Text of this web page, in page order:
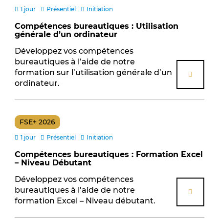
Sous-catégorie
Communication (11)
Cybersécurité (2)
Digital (18)
Formation de formateurs (2)
Management (25)
Management de vente (9)
Management, RH et Communication (45)
Relation-Client (3)
Ressources Humaines (10)
Transition écologique (4)
1 jour Présentiel Initiation
Compétences bureautiques : Utilisation
générale d’un ordinateur
Développez vos compétences
bureautiques à l’aide de notre
formation sur l’utilisation générale d’un
ordinateur.
FSE+ 2026
1 jour Présentiel Initiation
Compétences bureautiques : Formation Excel
– Niveau Débutant
Développez vos compétences
bureautiques à l’aide de notre
formation Excel – Niveau débutant.